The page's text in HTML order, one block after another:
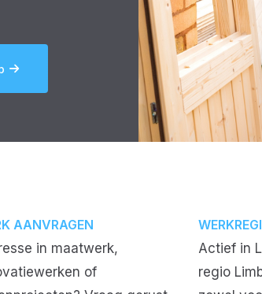
AANVRAGEN
in maatwerk,
of
Actief in
regio